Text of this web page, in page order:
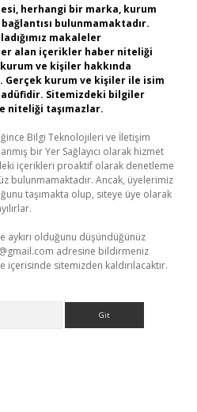
herhangi bir marka, kurum
bulunmamaktadır.
makaleler
alan içerikler haber niteliği
ve kişiler hakkında
Gerçek kurum ve kişiler ile isim
Sitemizdeki bilgiler
niteliği taşımazlar.
Bilgi Teknolojileri ve İletişim
bir Yer Sağlayıcı olarak hizmet
içerikleri proaktif olarak denetleme
bulunmamaktadır. Ancak, üyelerimiz
taşımakta olup, siteye üye olarak
aykırı olduğunu düşündüğünüz
adresine bildirmeniz
sitemizden kaldırılacaktır.